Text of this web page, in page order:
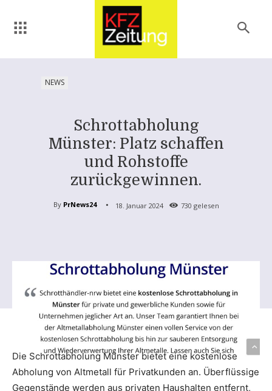
NEWS
Schrottabholung
Münster: Platz schaffen
und Rohstoffe
zurückgewinnen.
By PrNews24 18. Januar 2024 730 gelesen
Die Schrottabholung Münster bietet eine kostenlose
Abholung von Altmetall für Privatkunden an. Überflüssige
Gegenstände werden aus privaten Haushalten entfernt,